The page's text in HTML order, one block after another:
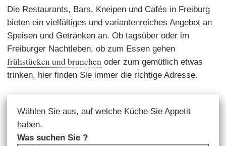
Die Restaurants, Bars, Kneipen und Cafés in Freiburg
bieten ein vielfältiges und variantenreiches Angebot an
Speisen und Getränken an. Ob tagsüber oder im
Freiburger Nachtleben, ob zum Essen gehen
frühstücken und brunchen oder zum gemütlich etwas
trinken, hier finden Sie immer die richtige Adresse.
Wählen Sie aus, auf welche Küche Sie Appetit
haben.
Was suchen Sie ?